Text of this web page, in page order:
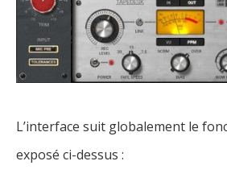
L’interface suit globalement le
exposé ci-dessus :